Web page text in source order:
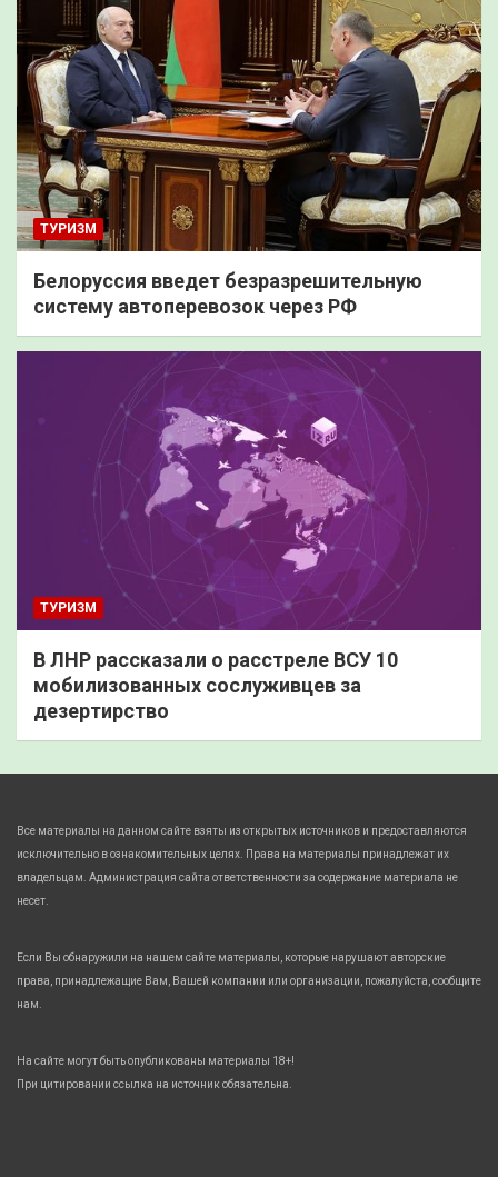
ТУРИЗМ
Белоруссия введет безразрешительную
систему автоперевозок через РФ
ТУРИЗМ
В ЛНР рассказали о расстреле ВСУ 10
мобилизованных сослуживцев за
дезертирство
Все материалы на данном сайте взяты из открытых источников и предоставляются
исключительно в ознакомительных целях. Права на материалы принадлежат их
владельцам. Администрация сайта ответственности за содержание материала не
несет.
Если Вы обнаружили на нашем сайте материалы, которые нарушают авторские
права, принадлежащие Вам, Вашей компании или организации, пожалуйста, сообщите
нам.
На сайте могут быть опубликованы материалы 18+!
При цитировании ссылка на источник обязательна.